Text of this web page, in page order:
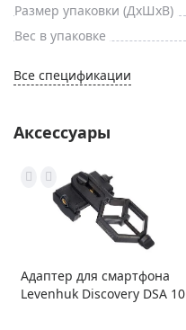
Размер упаковки (ДxШxВ)
Вес в упаковке
Все спецификации
Аксессуары
Адаптер для смартфона
Levenhuk Discovery DSA 10